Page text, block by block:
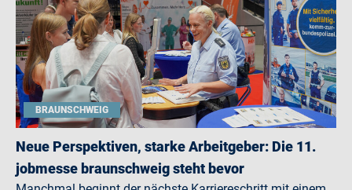
BRAUNSCHWEIG
Neue Perspektiven, starke Arbeitgeber: Die 11.
jobmesse braunschweig steht bevor